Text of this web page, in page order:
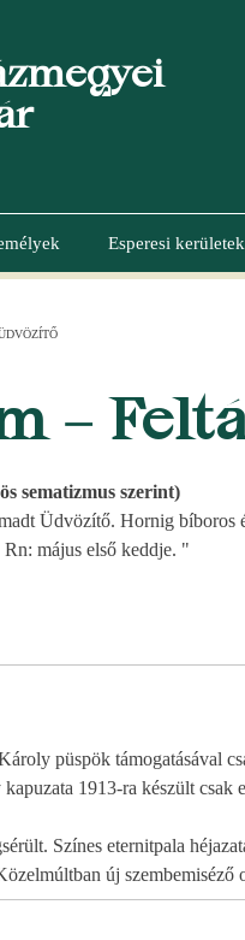
Esperesi kerületek
–
sematizmus szerint)
Üdvözítő. Hornig bíboros
május első keddje. "
püspök támogatásával
1913-ra készült csak
Színes eternitpala
új szembemiséző